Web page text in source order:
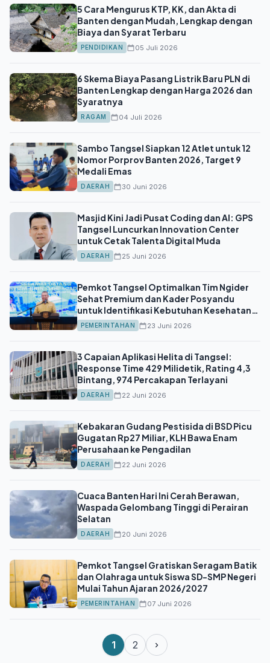
5 Cara Mengurus KTP, KK, dan Akta di
Banten dengan Mudah, Lengkap dengan
Biaya dan Syarat Terbaru
PENDIDIKAN 05 Juli 2026
6 Skema Biaya Pasang Listrik Baru PLN di
Banten Lengkap dengan Harga 2026 dan
Syaratnya
RAGAM 04 Juli 2026
Sambo Tangsel Siapkan 12 Atlet untuk 12
Nomor Porprov Banten 2026, Target 9
Medali Emas
DAERAH 30 Juni 2026
Masjid Kini Jadi Pusat Coding dan AI: GPS
Tangsel Luncurkan Innovation Center
untuk Cetak Talenta Digital Muda
DAERAH 25 Juni 2026
Pemkot Tangsel Optimalkan Tim Ngider
Sehat Premium dan Kader Posyandu
untuk Identifikasi Kebutuhan Kesehatan
Anak
PEMERINTAHAN 23 Juni 2026
3 Capaian Aplikasi Helita di Tangsel:
Response Time 429 Milidetik, Rating 4,3
Bintang, 974 Percakapan Terlayani
DAERAH 22 Juni 2026
Kebakaran Gudang Pestisida di BSD Picu
Gugatan Rp27 Miliar, KLH Bawa Enam
Perusahaan ke Pengadilan
DAERAH 22 Juni 2026
Cuaca Banten Hari Ini Cerah Berawan,
Waspada Gelombang Tinggi di Perairan
Selatan
DAERAH 20 Juni 2026
Pemkot Tangsel Gratiskan Seragam Batik
dan Olahraga untuk Siswa SD-SMP Negeri
Mulai Tahun Ajaran 2026/2027
PEMERINTAHAN 07 Juni 2026
1 2 ›